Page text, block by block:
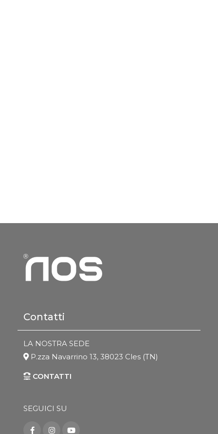
Contatti
LA NOSTRA SEDE
P.zza Navarrino 13, 38023 Cles (TN)
CONTATTI
SEGUICI SU